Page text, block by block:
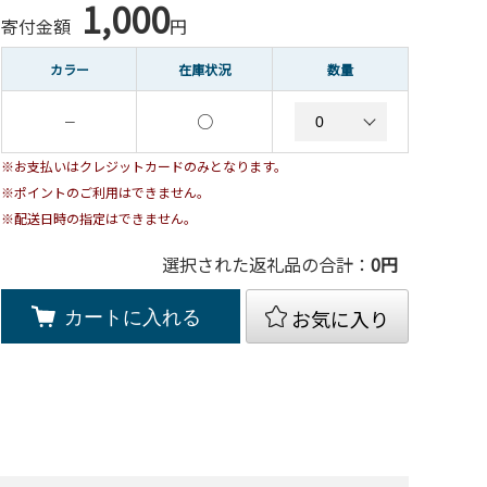
寄付金額 1,000円
カラー 在庫状況 数量
－ ○
※お支払いはクレジットカードのみとなります。
※ポイントのご利用はできません。
※配送日時の指定はできません。
選択された返礼品の合計： 0円
カートに入れる お気に入り